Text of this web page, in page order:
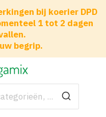
bij koerier DPD
1 tot 2 dagen
begrip.